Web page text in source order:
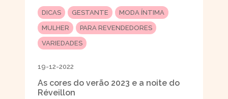
DICAS GESTANTE
MODA ÍNTIMA
MULHER
PARA REVENDEDORES
VARIEDADES
19-12-2022
As cores do verão 2023 e a noite do
Réveillon